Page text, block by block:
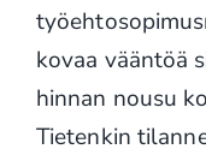
kovaa vääntöä
hinnan nousu
Tietenkin